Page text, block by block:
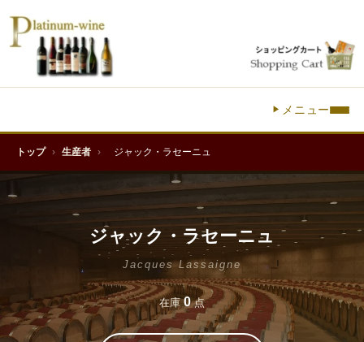
メニュー
トップ › 生産者 › ジャック・ラセーニュ
ジャック・ラセーニュ
Jacques Lassaigne
在庫0点